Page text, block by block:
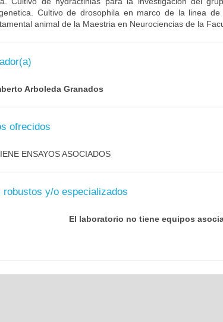
Cultivo de drosophila en marco de la linea de
animal de la Maestria en Neurociencias de la
Arboleda Granados
ofrecidos
ENSAYOS ASOCIADOS
robustos y/o especializados
El laboratorio no tiene equipos